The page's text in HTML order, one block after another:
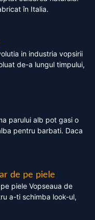
în Italia.
in industria vopsirii
de-a lungul timpului,
parului alb pot gasi o
pentru barbati. Daca
de pe piele
piele Vopseaua de
a-ti schimba look-ul,